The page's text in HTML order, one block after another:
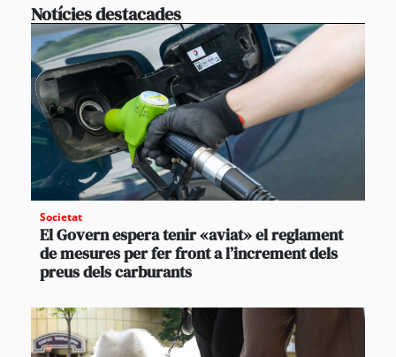
Notícies destacades
Societat
El Govern espera tenir «aviat» el reglament
de mesures per fer front a l’increment dels
preus dels carburants